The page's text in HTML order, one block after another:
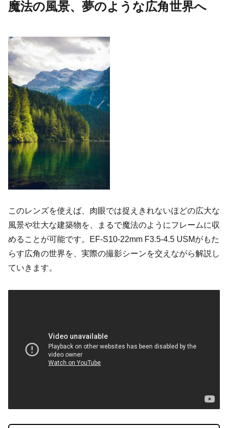
魔法の風景、夢のような広角世界へ
このレンズを使えば、肉眼では捉えきれないほどの広大な
風景や壮大な建築物を、まるで魔法のようにフレームに収
めることが可能です。EF-S10-22mm F3.5-4.5 USMがもた
らす広角の世界を、実際の撮影シーンを交えながら解説し
ていきます。